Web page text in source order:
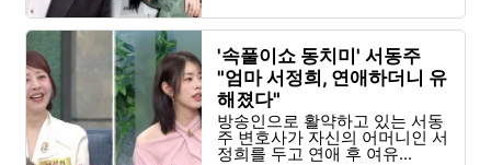
'속풀이쇼 동치미' 서동주
"엄마 서정희, 연애하더니 유
해졌다"
방송인으로 활약하고 있는 서동
주 변호사가 자신의 어머니인 서
정희를 두고 연애 후 여유...